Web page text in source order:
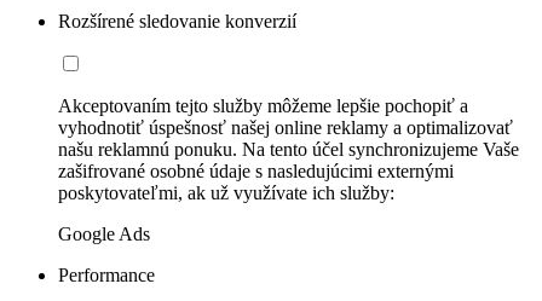
Rozšírené sledovanie konverzií
Akceptovaním tejto služby môžeme lepšie pochopiť a
vyhodnotiť úspešnosť našej online reklamy a optimalizovať
našu reklamnú ponuku. Na tento účel synchronizujeme Vaše
zašifrované osobné údaje s nasledujúcimi externými
poskytovateľmi, ak už využívate ich služby:
Google Ads
Performance